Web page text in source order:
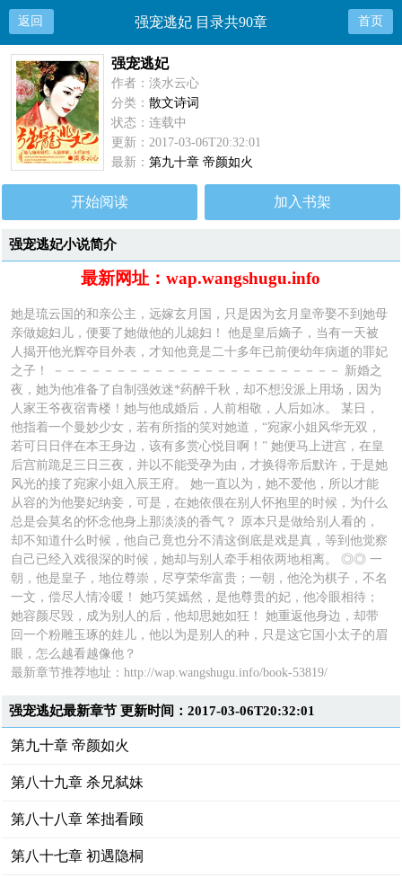
返回 强宠逃妃 目录共90章 首页
强宠逃妃
作者：淡水云心
分类：散文诗词
状态：连载中
更新：2017-03-06T20:32:01
最新：第九十章 帝颜如火
开始阅读 加入书架
强宠逃妃小说简介
最新网址：wap.wangshugu.info
她是琉云国的和亲公主，远嫁玄月国，只是因为玄月皇帝娶不到她母
亲做媳妇儿，便要了她做他的儿媳妇！ 他是皇后嫡子，当有一天被
人揭开他光辉夺目外表，才知他竟是二十多年已前便幼年病逝的罪妃
之子！ －－－－－－－－－－－－－－－－－－－－－－－ 新婚之
夜，她为他准备了自制强效迷*药醉千秋，却不想没派上用场，因为
人家王爷夜宿青楼！她与他成婚后，人前相敬，人后如冰。 某日，
他指着一个曼妙少女，若有所指的笑对她道，“宛家小姐风华无双，
若可日日伴在本王身边，该有多赏心悦目啊！” 她便马上进宫，在皇
后宫前跪足三日三夜，并以不能受孕为由，才换得帝后默许，于是她
风光的接了宛家小姐入辰王府。 她一直以为，她不爱他，所以才能
从容的为他娶妃纳妾，可是，在她依偎在别人怀抱里的时候，为什么
总是会莫名的怀念他身上那淡淡的香气？ 原本只是做给别人看的，
却不知道什么时候，他自己竟也分不清这倒底是戏是真，等到他觉察
自己已经入戏很深的时候，她却与别人牵手相依两地相离。 ◎◎ 一
朝，他是皇子，地位尊崇，尽亨荣华富贵；一朝，他沦为棋子，不名
一文，偿尽人情冷暖！ 她巧笑嫣然，是他尊贵的妃，他冷眼相待；
她容颜尽毁，成为别人的后，他却思她如狂！ 她重返他身边，却带
回一个粉雕玉琢的娃儿，他以为是别人的种，只是这它国小太子的眉
眼，怎么越看越像他？
最新章节推荐地址：http://wap.wangshugu.info/book-53819/
强宠逃妃最新章节 更新时间：2017-03-06T20:32:01
第九十章 帝颜如火
第八十九章 杀兄弑妹
第八十八章 笨拙看顾
第八十七章 初遇隐桐